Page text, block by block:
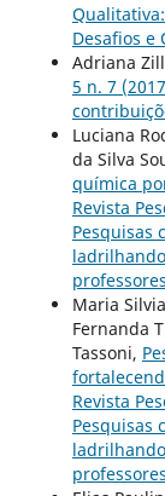
Desafios
Adriana
5 n. 7
Luciana
da Silva
química
Revista
Pesquisas
Maria
Fernanda
Tassoni,
Revista
Pesquisas